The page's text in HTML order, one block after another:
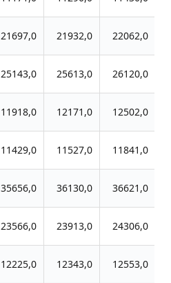
21697,0 21932,0 22062,0
25143,0 25613,0 26120,0
11918,0 12171,0 12502,0
11429,0 11527,0 11841,0
35656,0 36130,0 36621,0
23566,0 23913,0 24306,0
12225,0 12343,0 12553,0